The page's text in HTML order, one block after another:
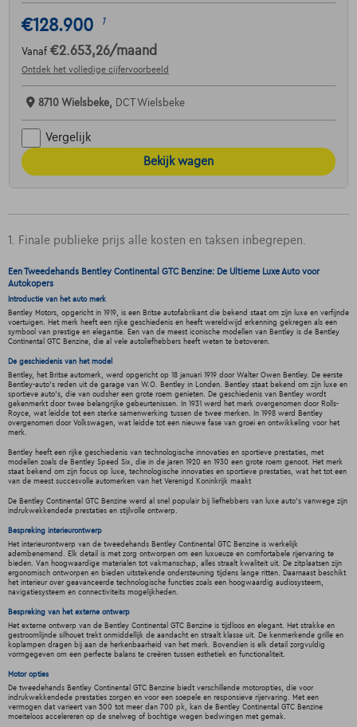
€128.900 1
Vanaf €2.653,26/maand
Ontdek het volledige cijfervoorbeeld
8710 Wielsbeke, DCT Wielsbeke
Vergelijk
Bekijk wagen
1. Finale publieke prijs alle kosten en taksen inbegrepen.
Een Tweedehands Bentley Continental GTC Benzine: De Ultieme Luxe Auto voor
Autokopers
Introductie van het auto merk
Bentley Motors, opgericht in 1919, is een Britse autofabrikant die bekend staat om zijn luxe en verfijnde
voertuigen. Het merk heeft een rijke geschiedenis en heeft wereldwijd erkenning gekregen als een
symbool van prestige en elegantie. Een van de meest iconische modellen van Bentley is de Bentley
Continental GTC Benzine, die al vele autoliefhebbers heeft weten te betoveren.
De geschiedenis van het model
Bentley, het Britse automerk, werd opgericht op 18 januari 1919 door Walter Owen Bentley. De eerste
Bentley-auto's reden uit de garage van W.O. Bentley in Londen. Bentley staat bekend om zijn luxe en
sportieve auto's, die van oudsher een grote roem genieten. De geschiedenis van Bentley wordt
gekenmerkt door twee belangrijke gebeurtenissen. In 1931 werd het merk overgenomen door Rolls-
Royce, wat leidde tot een sterke samenwerking tussen de twee merken. In 1998 werd Bentley
overgenomen door Volkswagen, wat leidde tot een nieuwe fase van groei en ontwikkeling voor het
merk.
Bentley heeft een rijke geschiedenis van technologische innovaties en sportieve prestaties, met
modellen zoals de Bentley Speed Six, die in de jaren 1920 en 1930 een grote roem genoot. Het merk
staat bekend om zijn focus op luxe, technologische innovaties en sportieve prestaties, wat het tot een
van de meest succesvolle automerken van het Verenigd Koninkrijk maakt
De Bentley Continental GTC Benzine werd al snel populair bij liefhebbers van luxe auto's vanwege zijn
indrukwekkendede prestaties en stijlvolle ontwerp.
Bespreking interieurontwerp
Het interieurontwerp van de tweedehands Bentley Continental GTC Benzine is werkelijk
adembenemend. Elk detail is met zorg ontworpen om een luxueuze en comfortabele rijervaring te
bieden. Van hoogwaardige materialen tot vakmanschap, alles straalt kwaliteit uit. De zitplaatsen zijn
ergonomisch ontworpen en bieden uitstekende ondersteuning tijdens lange ritten. Daarnaast beschikt
het interieur over geavanceerde technologische functies zoals een hoogwaardig audiosysteem,
navigatiesysteem en connectiviteits mogelijkheden.
Bespreking van het externe ontwerp
Het externe ontwerp van de Bentley Continental GTC Benzine is tijdloos en elegant. Het strakke en
gestroomlijnde silhouet trekt onmiddellijk de aandacht en straalt klasse uit. De kenmerkende grille en
koplampen dragen bij aan de herkenbaarheid van het merk. Bovendien is elk detail zorgvuldig
vormgegeven om een perfecte balans te creëren tussen esthetiek en functionaliteit.
Motor opties
De tweedehands Bentley Continental GTC Benzine biedt verschillende motoropties, die voor
indrukwekkendede prestaties zorgen en voor een soepele en responsieve rijervaring. Met een
vermogen dat varieert van 500 tot meer dan 700 pk, kan de Bentley Continental GTC Benzine
moeiteloos accelereren op de snelweg of bochtige wegen bedwingen met gemak.